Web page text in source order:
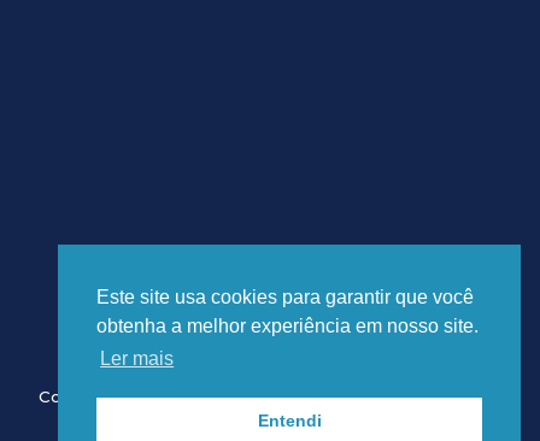
Copyright © 2026 Advance Segurança. Desenvolvido por
brutalist.work
Este site usa cookies para garantir que você
obtenha a melhor experiência em nosso site.
Ler mais
Entendi